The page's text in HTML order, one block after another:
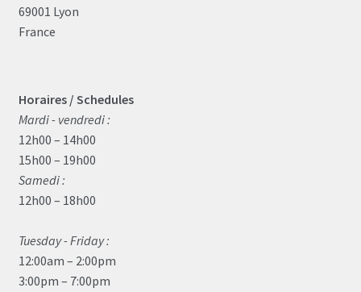
69001 Lyon
France
Horaires / Schedules
Mardi - vendredi :
12h00 – 14h00
15h00 – 19h00
Samedi :
12h00 – 18h00
Tuesday - Friday :
12:00am – 2:00pm
3:00pm – 7:00pm